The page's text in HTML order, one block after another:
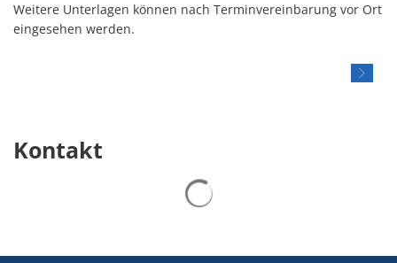
Weitere Unterlagen können nach Terminvereinbarung vor Ort
eingesehen werden.
Kontakt